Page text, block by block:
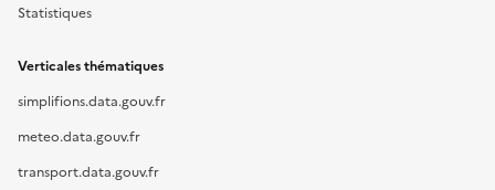
Statistiques
Verticales thématiques
simplifions.data.gouv.fr
meteo.data.gouv.fr
transport.data.gouv.fr